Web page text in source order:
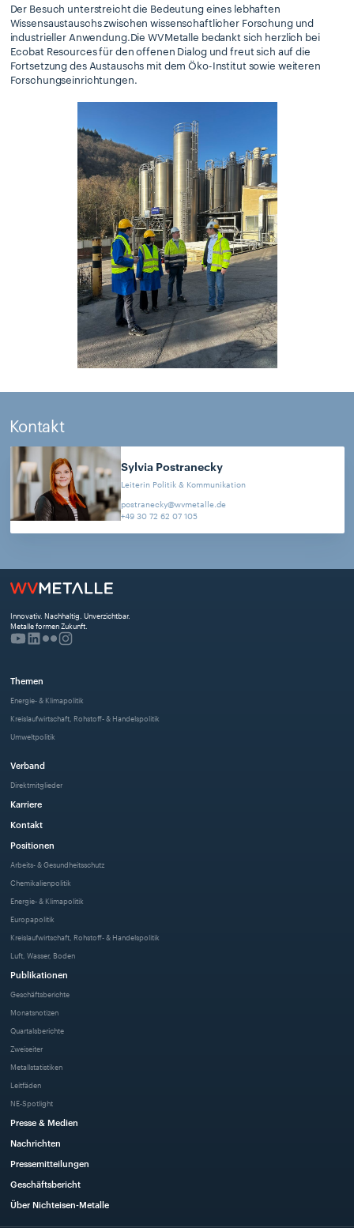
Der Besuch unterstreicht die Bedeutung eines lebhaften
Wissensaustauschs zwischen wissenschaftlicher Forschung und
industrieller Anwendung.Die WVMetalle bedankt sich herzlich bei
Ecobat Resources für den offenen Dialog und freut sich auf die
Fortsetzung des Austauschs mit dem Öko-Institut sowie weiteren
Forschungseinrichtungen.
Kontakt
Sylvia Postranecky
Leiterin Politik & Kommunikation
postranecky@wvmetalle.de
+49 30 72 62 07 105
Innovativ. Nachhaltig. Unverzichtbar.
Metalle formen Zukunft.
Themen
Energie- & Klimapolitik
Kreislaufwirtschaft, Rohstoff- & Handelspolitik
Umweltpolitik
Verband
Direktmitglieder
Karriere
Kontakt
Positionen
Arbeits- & Gesundheitsschutz
Chemikalienpolitik
Energie- & Klimapolitik
Europapolitik
Kreislaufwirtschaft, Rohstoff- & Handelspolitik
Luft, Wasser, Boden
Publikationen
Geschäftsberichte
Monatsnotizen
Quartalsberichte
Zweiseiter
Metallstatistiken
Leitfäden
NE-Spotlight
Presse & Medien
Nachrichten
Pressemitteilungen
Geschäftsbericht
Über Nichteisen-Metalle